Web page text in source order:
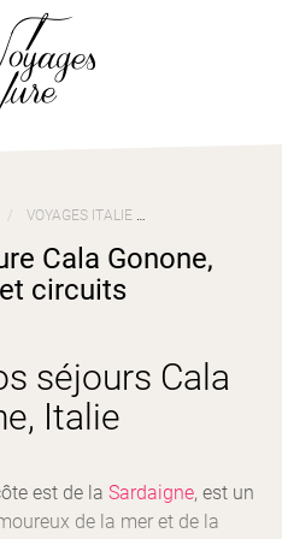
VOYAGES ITALIE
Cala Gonone,
circuits
séjours Cala
Italie
est de la Sardaigne, est un
de la mer et de la